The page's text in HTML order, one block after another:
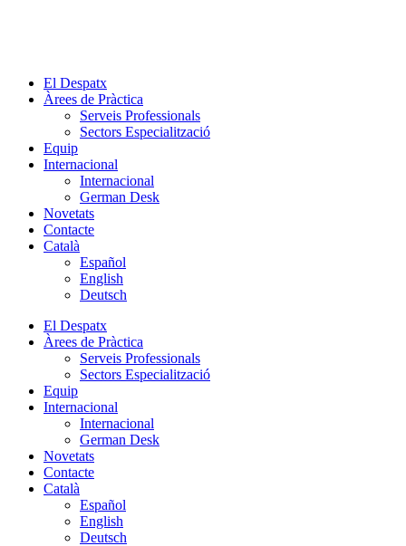
El Despatx
Àrees de Pràctica
Serveis Professionals
Sectors Especialització
Equip
Internacional
Internacional
German Desk
Novetats
Contacte
Català
Español
English
Deutsch
El Despatx
Àrees de Pràctica
Serveis Professionals
Sectors Especialització
Equip
Internacional
Internacional
German Desk
Novetats
Contacte
Català
Español
English
Deutsch